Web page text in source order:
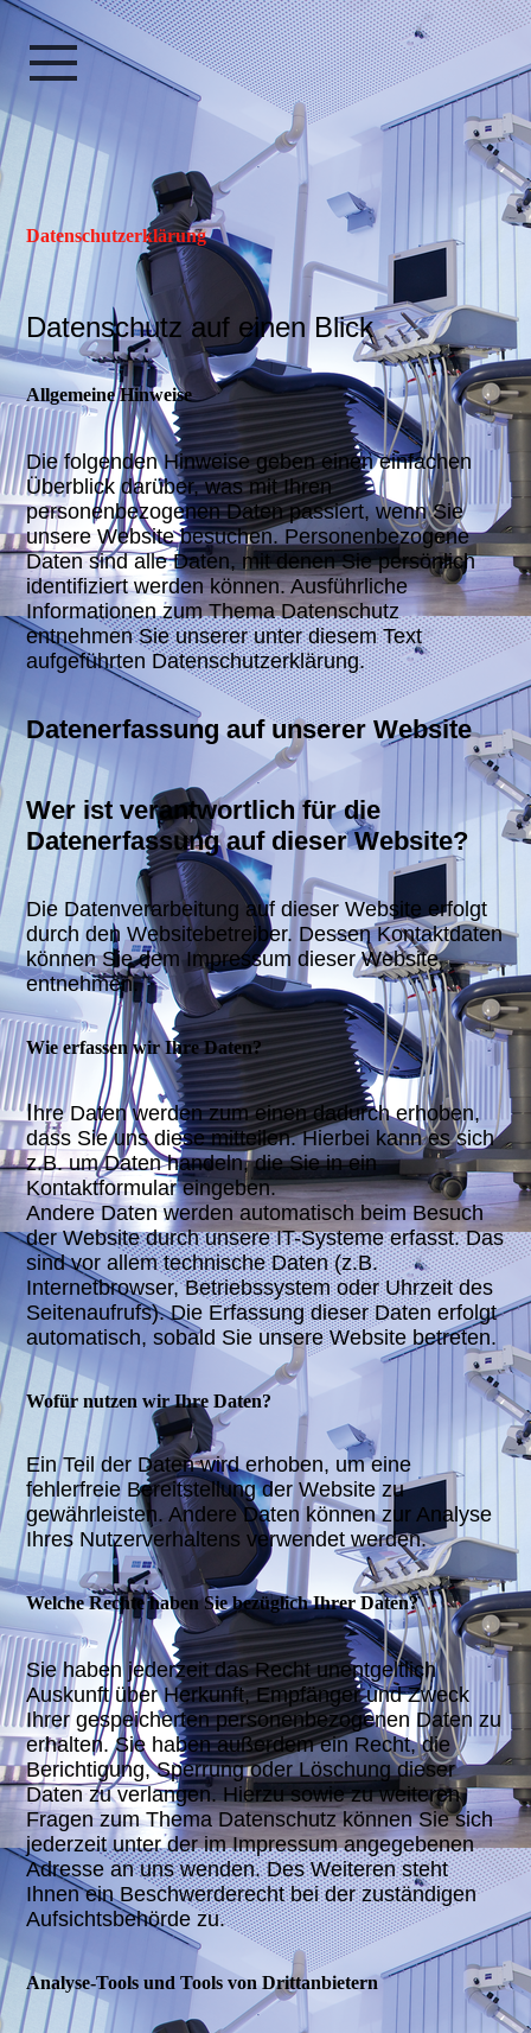
Datenschutzerklärung
Datenschutz auf einen Blick
Allgemeine Hinweise
Die folgenden Hinweise geben einen einfachen
Überblick darüber, was mit Ihren
personenbezogenen Daten passiert, wenn Sie
unsere Website besuchen. Personenbezogene
Daten sind alle Daten, mit denen Sie persönlich
identifiziert werden können. Ausführliche
Informationen zum Thema Datenschutz
entnehmen Sie unserer unter diesem Text
aufgeführten Datenschutzerklärung.
Datenerfassung auf unserer Website
Wer ist verantwortlich für die
Datenerfassung auf dieser Website?
Die Datenverarbeitung auf dieser Website erfolgt
durch den Websitebetreiber. Dessen Kontaktdaten
können Sie dem Impressum dieser Website
entnehmen.
Wie erfassen wir Ihre Daten?
Ihre Daten werden zum einen dadurch erhoben,
dass Sie uns diese mitteilen. Hierbei kann es sich
z.B. um Daten handeln, die Sie in ein
Kontaktformular eingeben.
Andere Daten werden automatisch beim Besuch
der Website durch unsere IT-Systeme erfasst. Das
sind vor allem technische Daten (z.B.
Internetbrowser, Betriebssystem oder Uhrzeit des
Seitenaufrufs). Die Erfassung dieser Daten erfolgt
automatisch, sobald Sie unsere Website betreten.
Wofür nutzen wir Ihre Daten?
Ein Teil der Daten wird erhoben, um eine
fehlerfreie Bereitstellung der Website zu
gewährleisten. Andere Daten können zur Analyse
Ihres Nutzerverhaltens verwendet werden.
Welche Rechte haben Sie bezüglich Ihrer Daten?
Sie haben jederzeit das Recht unentgeltlich
Auskunft über Herkunft, Empfänger und Zweck
Ihrer gespeicherten personenbezogenen Daten zu
erhalten. Sie haben außerdem ein Recht, die
Berichtigung, Sperrung oder Löschung dieser
Daten zu verlangen. Hierzu sowie zu weiteren
Fragen zum Thema Datenschutz können Sie sich
jederzeit unter der im Impressum angegebenen
Adresse an uns wenden. Des Weiteren steht
Ihnen ein Beschwerderecht bei der zuständigen
Aufsichtsbehörde zu.
Analyse-Tools und Tools von Drittanbietern